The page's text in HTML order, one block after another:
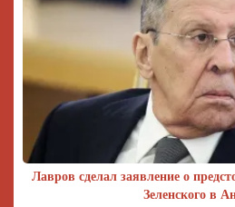
Лавров сделал заявление о
Зеленского в